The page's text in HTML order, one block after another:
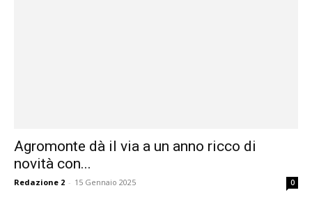
Agromonte dà il via a un anno ricco di
novità con...
Redazione 2 - 15 Gennaio 2025 0